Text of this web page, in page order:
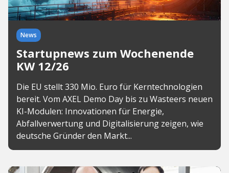
News
Startupnews zum Wochenende
KW 12/26
Die EU stellt 330 Mio. Euro für Kerntechnologien
bereit. Vom AXEL Demo Day bis zu Wasteers neuen
KI-Modulen: Innovationen für Energie,
Abfallverwertung und Digitalisierung zeigen, wie
deutsche Gründer den Markt...